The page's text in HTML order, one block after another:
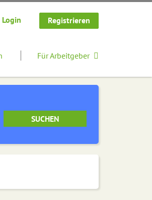
Login Registrieren
Für Arbeitgeber